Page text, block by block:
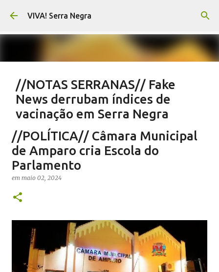
Pular para o conteúdo principal
VIVA! Serra Negra
//NOTAS SERRANAS// Fake
News derrubam índices de
vacinação em Serra Negra
agosto 07, 2026
SAÚDE SERRA NEGRA VACINAÇÃO SERRA NEGRA
VIVA! SERRA NEGRA NO AR
0
//POLÍTICA// Câmara Municipal
de Amparo cria Escola do
Parlamento
em maio 02, 2024